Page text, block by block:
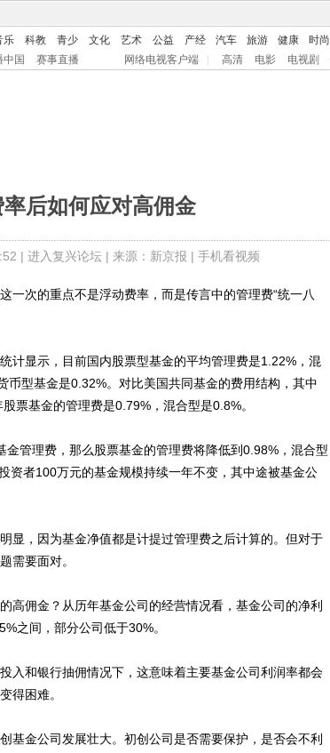
乐 科教 青少 文化 艺术 公益 产经 汽车 旅游 健康 时尚
中国 赛事直播 网络电视客户端 高清 电影 电视剧
后如何应对高佣金
| 进入复兴论坛| 来源：新京报 | 手机看视频
次的重点不是浮动费率，而是传言中的管理费“统一八
显示，目前国内股票型基金的平均管理费是1.22%，混
币型基金是0.32%。对比美国共同基金的费用结构，其中
票基金的管理费是0.79%，混合型是0.8%。
管理费，那么股票基金的管理费将降低到0.98%，混合型
资者100万元的基金规模持续一年不变，其中途被基金公
，因为基金净值都是计提过管理费之后计算的。但对于
需要面对。
佣金？从历年基金公司的经营情况看，基金公司的净利
之间，部分公司低于30%。
和银行抽佣情况下，这意味着主要基金公司利润率都会
得困难。
金公司发展壮大。初创公司是否需要保护，是否会不利